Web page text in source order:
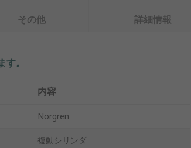
その他 詳細情報
。
内容
Norgren
複動シリンダ